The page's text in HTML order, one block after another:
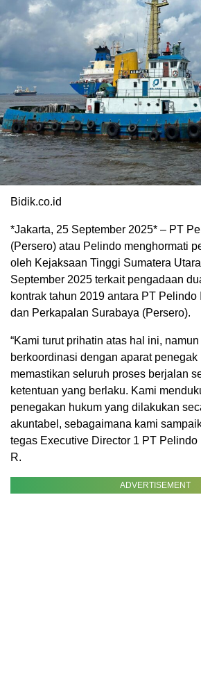
Bidik.co.id
*Jakarta, 25 September 2025* – PT
(Persero) atau Pelindo menghormati
oleh Kejaksaan Tinggi Sumatera
September 2025 terkait pengadaan
kontrak tahun 2019 antara PT Pelindo
dan Perkapalan Surabaya (Persero).
“Kami turut prihatin atas hal ini,
berkoordinasi dengan aparat penegak
memastikan seluruh proses berjalan
ketentuan yang berlaku. Kami
penegakan hukum yang dilakukan
akuntabel, sebagaimana kami
tegas Executive Director 1 PT
R.
ADVERTISEMENT